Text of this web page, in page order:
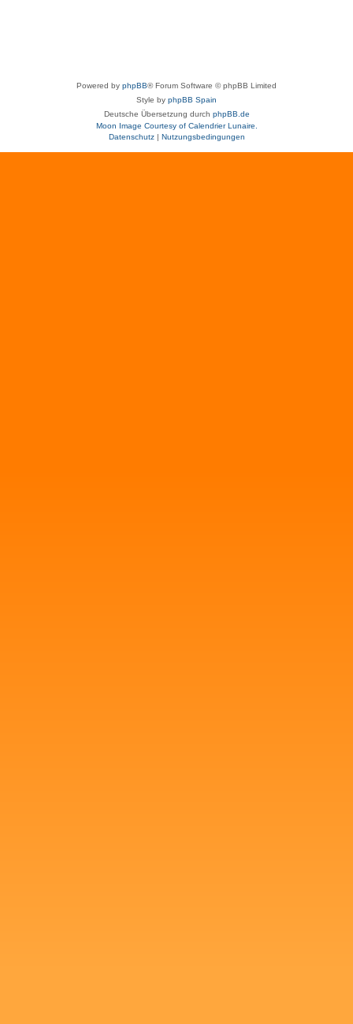
Powered by phpBB® Forum Software © phpBB Limited
Style by phpBB Spain
Deutsche Übersetzung durch phpBB.de
Moon Image Courtesy of Calendrier Lunaire.
Datenschutz| Nutzungsbedingungen